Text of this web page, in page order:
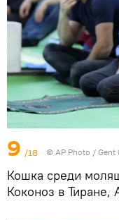
9 /18 © AP Photo / Gent
Кошка среди
Коконоз в Тиране,